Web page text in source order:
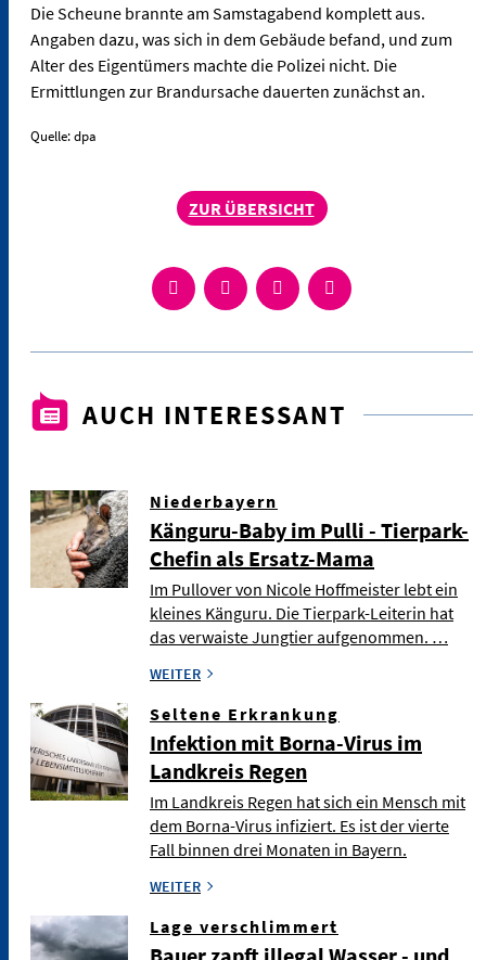
Die Scheune brannte am Samstagabend komplett aus.
Angaben dazu, was sich in dem Gebäude befand, und zum
Alter des Eigentümers machte die Polizei nicht. Die
Ermittlungen zur Brandursache dauerten zunächst an.
Quelle: dpa
ZUR ÜBERSICHT
AUCH INTERESSANT
Niederbayern
Känguru-Baby im Pulli - Tierpark-
Chefin als Ersatz-Mama
Im Pullover von Nicole Hoffmeister lebt ein
kleines Känguru. Die Tierpark-Leiterin hat
das verwaiste Jungtier aufgenommen. …
WEITER
Seltene Erkrankung
Infektion mit Borna-Virus im
Landkreis Regen
Im Landkreis Regen hat sich ein Mensch mit
dem Borna-Virus infiziert. Es ist der vierte
Fall binnen drei Monaten in Bayern.
WEITER
Lage verschlimmert